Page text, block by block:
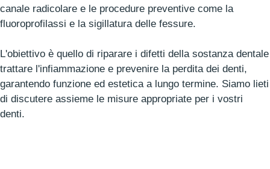
canale radicolare e le procedure preventive come la
fluoroprofilassi e la sigillatura delle fessure.
L'obiettivo è quello di riparare i difetti della sostanza dentale
trattare l'infiammazione e prevenire la perdita dei denti,
garantendo funzione ed estetica a lungo termine. Siamo lieti
di discutere assieme le misure appropriate per i vostri
denti.